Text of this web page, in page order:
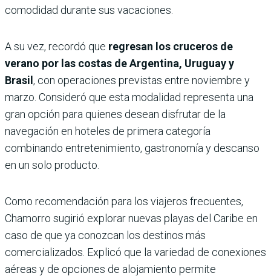
comodidad durante sus vacaciones.
A su vez, recordó que regresan los cruceros de
verano por las costas de Argentina, Uruguay y
Brasil, con operaciones previstas entre noviembre y
marzo. Consideró que esta modalidad representa una
gran opción para quienes desean disfrutar de la
navegación en hoteles de primera categoría
combinando entretenimiento, gastronomía y descanso
en un solo producto.
Como recomendación para los viajeros frecuentes,
Chamorro sugirió explorar nuevas playas del Caribe en
caso de que ya conozcan los destinos más
comercializados. Explicó que la variedad de conexiones
aéreas y de opciones de alojamiento permite